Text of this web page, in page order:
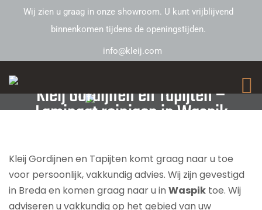
Wij zien u graag in onze showroom. U kunt vrijblijvend
binnenkomen tijdens de openingstijden.
info@kleij.com
Kleij Gordijnen en Tapijten –
Laminaat reinigen in Waspik
Kleij Gordijnen en Tapijten komt graag naar u toe
voor persoonlijk, vakkundig advies. Wij zijn gevestigd
in Breda en komen graag naar u in Waspik toe. Wij
adviseren u vakkundig op het gebied van uw